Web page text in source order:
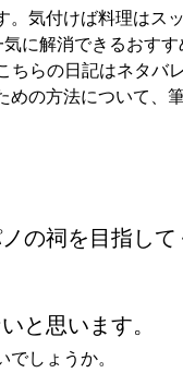
。気付けば料理はス
に解消できるおす
ちらの日記はネタバ
めの方法について、
の祠を目指して
と思います。
しょうか。